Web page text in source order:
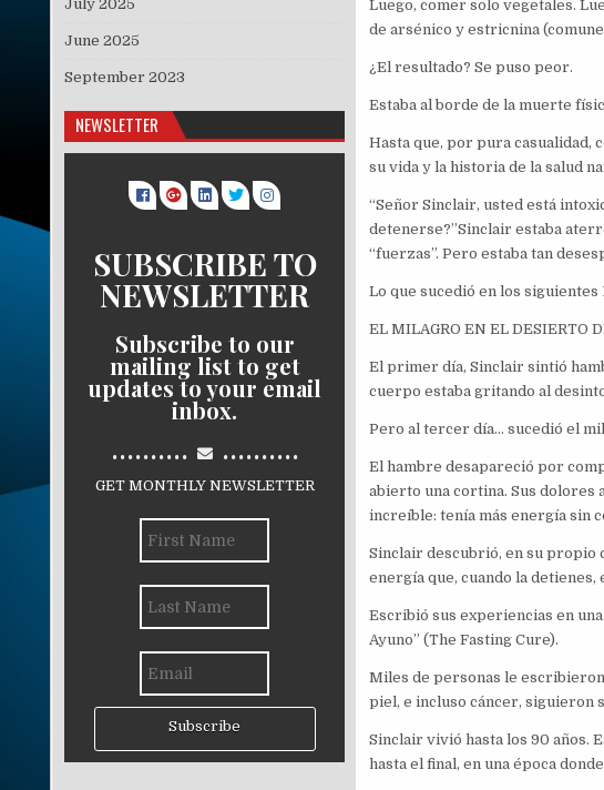
Luego, comer solo vegetales.
de arsénico y estricnina
¿El resultado? Se puso peor.
Estaba al borde de la muerte
Hasta que, por pura casualidad,
su vida y la historia de la salud
“Señor Sinclair, usted está
detenerse?”Sinclair estaba
“fuerzas”. Pero estaba tan
Lo que sucedió en los
EL MILAGRO EN EL DESIERTO
El primer día, Sinclair sintió
cuerpo estaba gritando al
Pero al tercer día… sucedió el
El hambre desapareció por
abierto una cortina. Sus dolores
increíble: tenía más energía sin
Sinclair descubrió, en su propio
energía que, cuando la detienes,
Escribió sus experiencias en
Ayuno” (The Fasting Cure).
Miles de personas le
piel, e incluso cáncer, siguieron
Sinclair vivió hasta los 90 años.
hasta el final, en una época
July 2025
June 2025
September 2023
NEWSLETTER
SUBSCRIBE TO
NEWSLETTER
Subscribe to our
mailing list to get
updates to your email
inbox.
.......... ..........
GET MONTHLY NEWSLETTER
Subscribe